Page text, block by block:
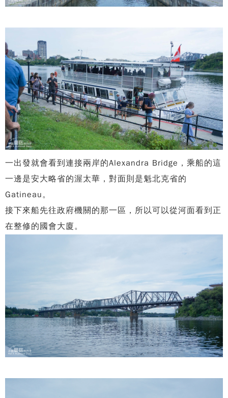
一出發就會看到連接兩岸的Alexandra Bridge，乘船的這
一邊是安大略省的渥太華，對面則是魁北克省的
Gatineau。
接下來船先往政府機關的那一區，所以可以從河面看到正
在整修的國會大廈。